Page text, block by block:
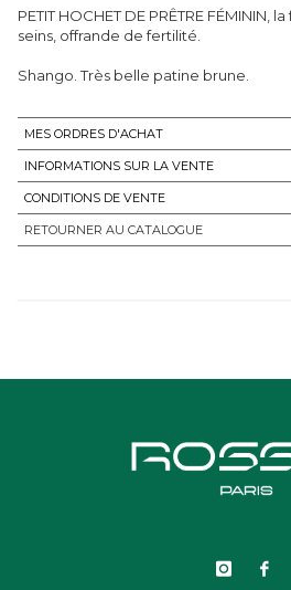
PETIT HOCHET DE PRÊTRE FÉMININ,
seins, offrande de fertilité.
Shango. Très belle patine brune.
MES ORDRES D'ACHAT
INFORMATIONS SUR LA VENTE
CONDITIONS DE VENTE
RETOURNER AU CATALOGUE